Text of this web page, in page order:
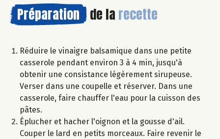
Préparation de la recette
Réduire le vinaigre balsamique dans une petite
casserole pendant environ 3 à 4 min, jusqu'à
obtenir une consistance légèrement sirupeuse.
Verser dans une coupelle et réserver. Dans une
casserole, faire chauffer l'eau pour la cuisson des
pâtes.
Éplucher et hacher l'oignon et la gousse d'ail.
Couper le lard en petits morceaux. Faire revenir le